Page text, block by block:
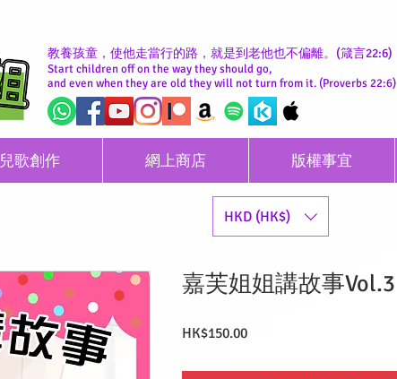
教養孩童，使他走當行的路，就是到老他也不偏離。(箴言22:6)
Start children off on the way they should go,
and even when they are old they will not turn from it. (Proverbs 22:6)
兒歌創作 網上商店 版權事宜
嘉芙姐姐講故事Vol.3
HK$150.00價
HKD (HK$)